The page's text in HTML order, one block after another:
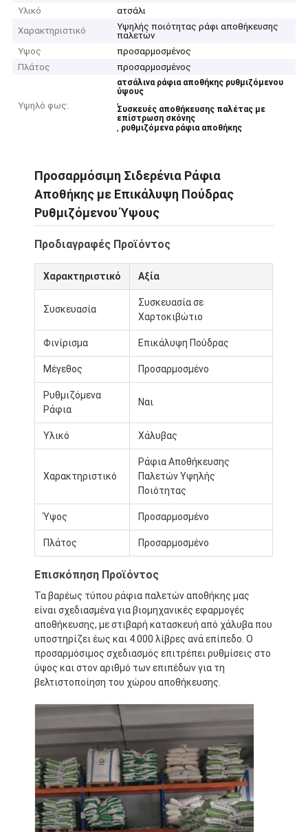
Σπίτι
Υλικό
ατσάλι
Χαρακτηριστικό
Υψηλής ποιότητας ράφι αποθήκευσης
παλετών
Υψος
προσαρμοσμένος
Πλάτος
προσαρμοσμένος
Υψηλό φως:
ατσάλινα ράφια αποθήκης ρυθμιζόμενου
ύψους
,
Συσκευές αποθήκευσης παλέτας με
επίστρωση σκόνης
, ρυθμιζόμενα ράφια αποθήκης
Προσαρμόσιμη Σιδερένια Ράφια
Αποθήκης με Επικάλυψη Πούδρας
Ρυθμιζόμενου Ύψους
Προδιαγραφές Προϊόντος
Χαρακτηριστικό Αξία
Συσκευασία
Συσκευασία σε
Χαρτοκιβώτιο
Φινίρισμα Επικάλυψη Πούδρας
Μέγεθος Προσαρμοσμένο
Ρυθμιζόμενα
Ράφια
Ναι
Υλικό Χάλυβας
Χαρακτηριστικό
Ράφια Αποθήκευσης
Παλετών Υψηλής
Ποιότητας
Ύψος Προσαρμοσμένο
Πλάτος Προσαρμοσμένο
Επισκόπηση Προϊόντος
Τα βαρέως τύπου ράφια παλετών αποθήκης μας
είναι σχεδιασμένα για βιομηχανικές εφαρμογές
αποθήκευσης, με στιβαρή κατασκευή από χάλυβα που
υποστηρίζει έως και 4.000 λίβρες ανά επίπεδο. Ο
προσαρμόσιμος σχεδιασμός επιτρέπει ρυθμίσεις στο
ύψος και στον αριθμό των επιπέδων για τη
βελτιστοποίηση του χώρου αποθήκευσης.